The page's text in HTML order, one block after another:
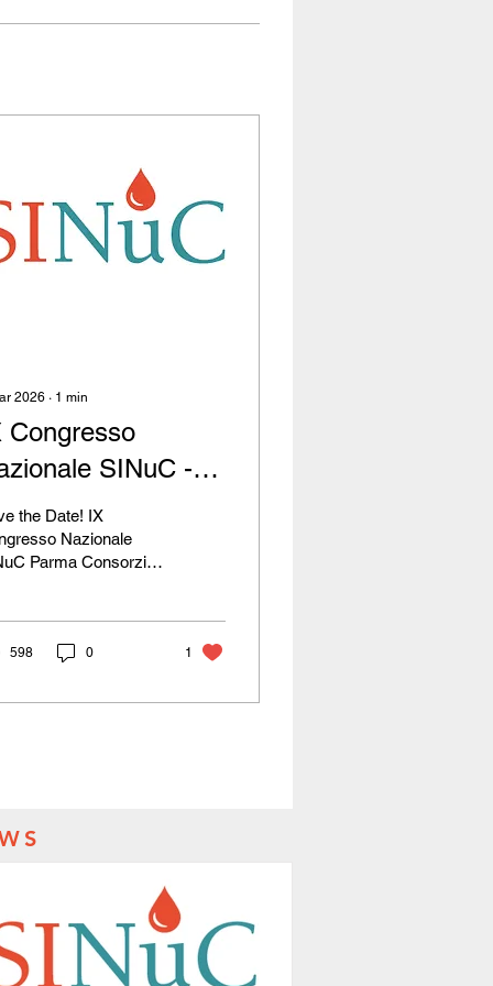
2026 ∙ 1 min
Congresso
SINuC -
the date
the Date! IX
Nazionale
Parma Consorzio
598 0 1